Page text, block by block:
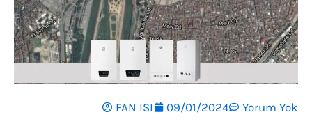
FAN ISI 09/01/2024 Yorum Yok